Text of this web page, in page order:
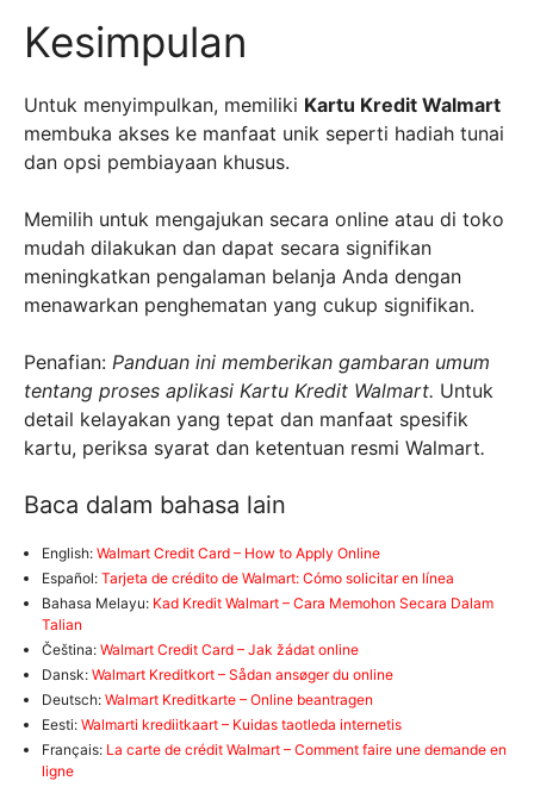
Kesimpulan
Untuk menyimpulkan, memiliki Kartu Kredit Walmart
membuka akses ke manfaat unik seperti hadiah tunai
dan opsi pembiayaan khusus.
Memilih untuk mengajukan secara online atau di toko
mudah dilakukan dan dapat secara signifikan
meningkatkan pengalaman belanja Anda dengan
menawarkan penghematan yang cukup signifikan.
Penafian: Panduan ini memberikan gambaran umum
tentang proses aplikasi Kartu Kredit Walmart. Untuk
detail kelayakan yang tepat dan manfaat spesifik
kartu, periksa syarat dan ketentuan resmi Walmart.
Baca dalam bahasa lain
English: Walmart Credit Card – How to Apply Online
Español: Tarjeta de crédito de Walmart: Cómo solicitar en línea
Bahasa Melayu: Kad Kredit Walmart – Cara Memohon Secara Dalam
Talian
Čeština: Walmart Credit Card – Jak žádat online
Dansk: Walmart Kreditkort – Sådan ansøger du online
Deutsch: Walmart Kreditkarte – Online beantragen
Eesti: Walmarti krediitkaart – Kuidas taotleda internetis
Français: La carte de crédit Walmart – Comment faire une demande en
ligne